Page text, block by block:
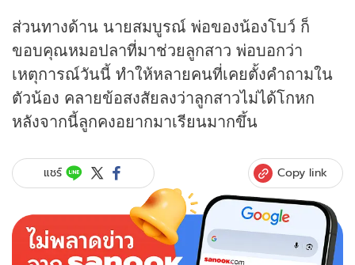
ส่วนทางด้าน นายสมบูรณ์ พ่อของน้องโบว์ ก็
ขอบคุณหมอปลาที่มาช่วยลูกสาว พ่อบอกว่า
เหตุการณ์วันนี้ ทำให้หลายคนที่เคยตั้งคำถามใน
ตัวน้อง คลายข้อสงสัยลงว่าลูกสาวไม่ได้โกหก
หลังจากนี้ลูกคงอยากมาเรียนมากขึ้น
แชร์ Copy link